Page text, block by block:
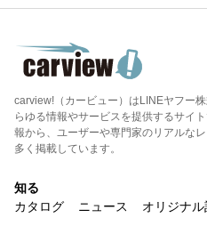
carview!（カービュー）はLINEヤフー
らゆる情報やサービスを提供するサイ
報から、ユーザーや専門家のリアルな
多く掲載しています。
知る
カタログ
ニュース オリジナ